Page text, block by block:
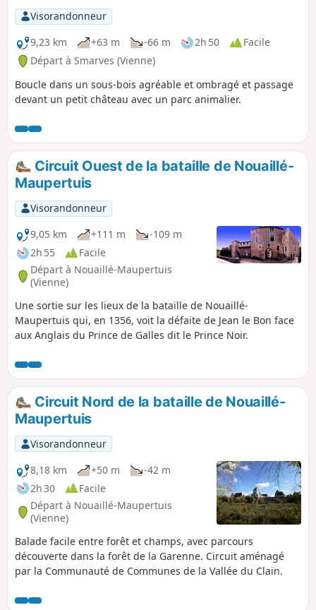
Visorandonneur
9,23 km
+63 m -66 m 2h 50
Facile
Départ à Smarves (Vienne)
Boucle dans un sous-bois agréable et ombragé et passage
devant un petit château avec un parc animalier.
Circuit Ouest de la bataille de Nouaillé-
Maupertuis
Visorandonneur
9,05 km
+111 m
-109 m
2h 55
Facile
Départ à Nouaillé-Maupertuis
(Vienne)
Une sortie sur les lieux de la bataille de Nouaillé-
Maupertuis qui, en 1356, voit la défaite de Jean le Bon face
aux Anglais du Prince de Galles dit le Prince Noir.
Circuit Nord de la bataille de Nouaillé-
Maupertuis
Visorandonneur
8,18 km
+50 m
-42 m
2h 30
Facile
Départ à Nouaillé-Maupertuis
(Vienne)
Balade facile entre forêt et champs, avec parcours
découverte dans la forêt de la Garenne. Circuit aménagé
par la Communauté de Communes de la Vallée du Clain.